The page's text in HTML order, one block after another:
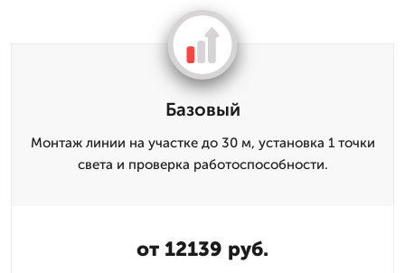
Базовый
Монтаж линии на участке до 30 м, установка 1 точки
света и проверка работоспособности.
от 12139 руб.